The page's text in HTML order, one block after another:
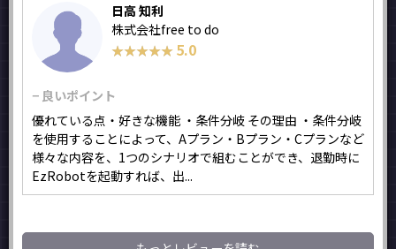
日高 知利
株式会社free to do
★★★★★
★★★★★ 5.0
− 良いポイント
優れている点・好きな機能 ・条件分岐 その理由 ・条件分岐
を使用することによって、Aプラン・Bプラン・Cプランなど
様々な内容を、1つのシナリオで組むことができ、退勤時に
EzRobotを起動すれば、出...